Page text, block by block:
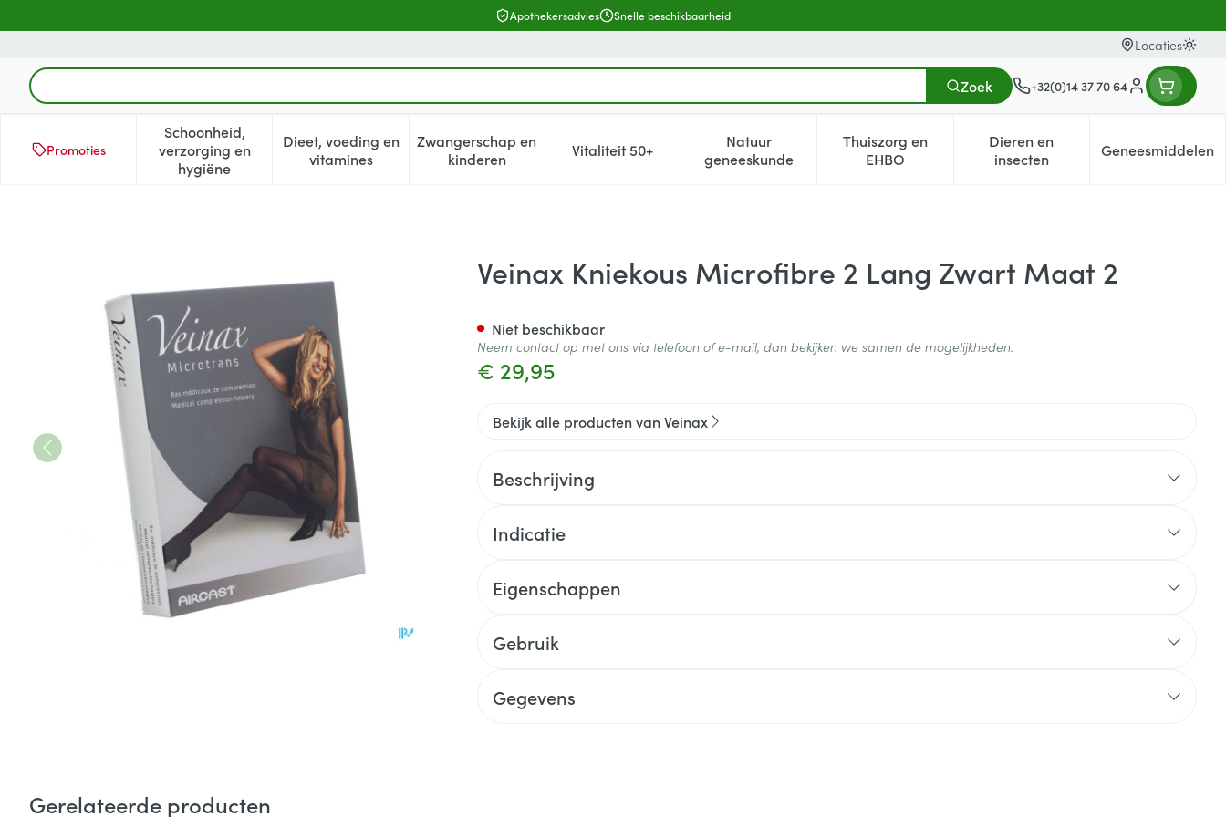
Apothekersadvies Snelle beschikbaarheid
Locaties
Product, merk, categorie...
Zoek +32(0)14 37 70 64
Klant menu
Promoties
Schoonheid,
verzorging en
hygiëne
Toon submenu voor Schoonheid, verzorging en hygiëne categorie
Dieet, voeding en
vitaminesToon submenu voor Dieet, voeding en vitamines categorie
Zwangerschap en
kinderenToon submenu voor Zwangerschap en kinderen categorie
Vitaliteit 50+Toon submenu voor Vitaliteit 50+ categorie
Natuur
geneeskundeToon submenu voor Natuur geneeskunde categorie
Thuiszorg en
EHBOToon submenu voor Thuiszorg en EHBO categorie
Dieren en
insecten
Toon submenu voor Dieren en
Geneesmiddelen
Toon
Veinax Kniekous Microfibre 2 Lang Zwart Maat 2Veinax Kniekous Microfibre 2 Lang Zwart Maat 2
€ 29,95
Niet beschikbaar
Neem contact op met ons via telefoon of e-mail, dan bekijken we samen de mogelijkheden.
Bekijk alle producten van Veinax
Beschrijving
Indicatie
Eigenschappen
Gebruik
Gegevens
Gerelateerde producten